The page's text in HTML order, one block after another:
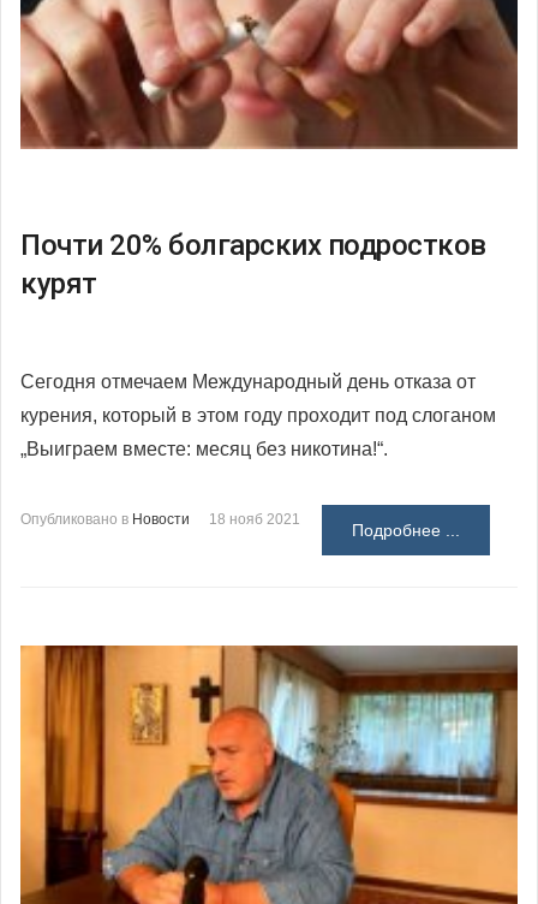
Почти 20% болгарских подростков
курят
Сегодня отмечаем Международный день отказа от
курения, который в этом году проходит под слоганом
„Выиграем вместе: месяц без никотина!“.
Опубликовано в Новости 18 нояб 2021
Подробнее ...